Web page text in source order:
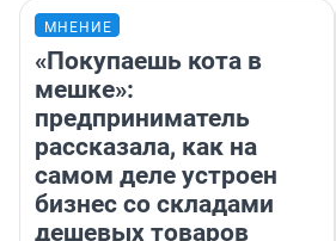
МНЕНИЕ
«Покупаешь кота в
мешке»:
предприниматель
рассказала, как на
самом деле устроен
бизнес со складами
дешевых товаров